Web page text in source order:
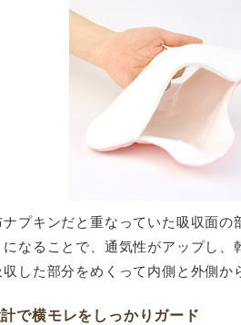
プキンだと重なっていた吸収面
なることで、通気性がアップし、
した部分をめくって内側と外側か
で横モレをしっかりガード